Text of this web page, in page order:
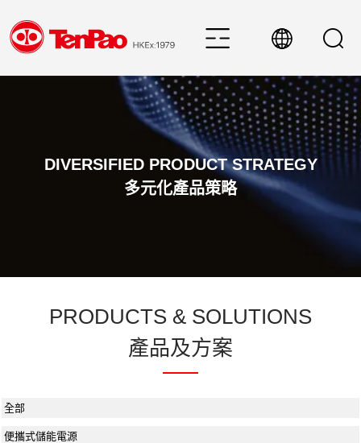
DIVERSIFIED PRODUCT STRATEGY
多元化產品策略
PRODUCTS & SOLUTIONS
產品及方案
全部
便攜式儲能電源